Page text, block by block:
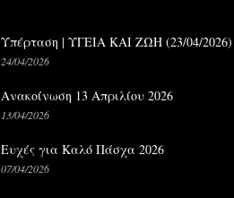
Υπέρταση | ΥΓΕΙΑ ΚΑΙ ΖΩΗ (23/04/2026)
24/04/2026
Ανακοίνωση 13 Απριλίου 2026
13/04/2026
Ευχές για Καλό Πάσχα 2026
07/04/2026